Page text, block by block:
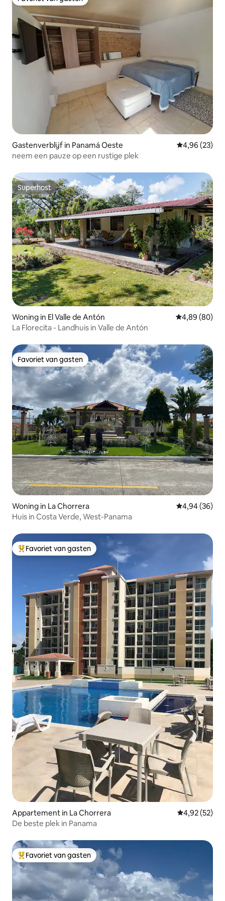
Favoriet van gasten
Gastenverblijf in Panamá Oeste Gemiddelde
4,96 (23)
neem een pauze op een rustige plek
Superhost
Superhost
Woning in El Valle de Antón Gemiddelde
4,89 (80)
La Florecita - Landhuis in Valle de Antón
Favoriet van gasten
Favoriet van gasten
Woning in La Chorrera Gemiddelde
4,94 (36)
Huis in Costa Verde, West-Panama
Topfavoriet van gasten
Favoriet van gasten
Appartement in La Chorrera Gemiddelde
4,92 (52)
De beste plek in Panama
Topfavoriet van gasten
Favoriet van gasten